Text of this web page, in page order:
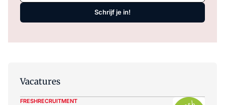
Schrijf je in!
Vacatures
FRESHRECRUITMENT